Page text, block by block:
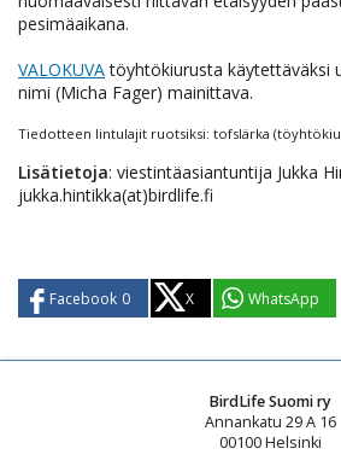
pesimäaikana.
VALOKUVAtöyhtökiurusta käytettäväksi
nimi (Micha Fager) mainittava.
Tiedotteen lintulajit ruotsiksi: tofslärka
Lisätietoja: viestintäasiantuntija Jukka
jukka.hintikka(at)birdlife.fi
Facebook 0 X WhatsApp
BirdLife Suomi ry
Annankatu 29 A 16
00100 Helsinki